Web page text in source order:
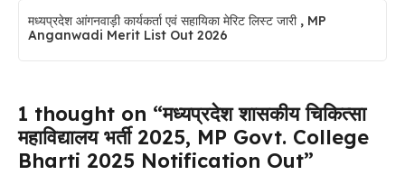
मध्यप्रदेश आंगनवाड़ी कार्यकर्ता एवं सहायिका मेरिट लिस्ट जारी , MP
Anganwadi Merit List Out 2026
1 thought on “मध्यप्रदेश शासकीय चिकित्सा
महाविद्यालय भर्ती 2025, MP Govt. College
Bharti 2025 Notification Out”